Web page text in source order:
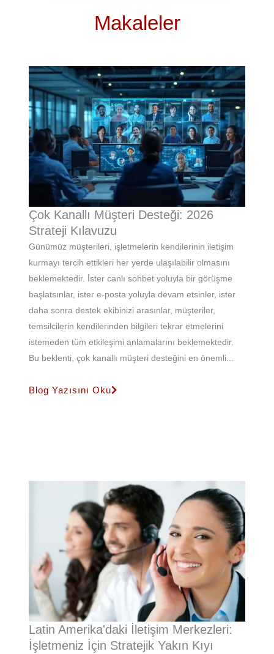
Makaleler
Çok Kanallı Müşteri Desteği: 2026
Strateji Kılavuzu
Günümüz müşterileri, işletmelerin kendilerinin iletişim
kurmayı tercih ettikleri her yerde ulaşılabilir olmasını
beklemektedir. İster canlı sohbet yoluyla bir görüşme
başlatsınlar, ister e-posta yoluyla devam etsinler, ister
daha sonra destek ekibinizi arasınlar, müşteriler,
temsilcilerin kendilerinden bilgileri tekrar etmelerini
istemeden tüm etkileşimi anlamalarını beklemektedir.
Bu beklenti, çok kanallı müşteri desteğini en önemli...
Blog Yazısını Oku
Latin Amerika'daki İletişim Merkezleri:
İşletmeniz İçin Stratejik Yakın Kıyı